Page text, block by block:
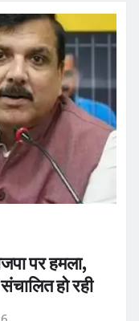
पर हमला,
हो रही